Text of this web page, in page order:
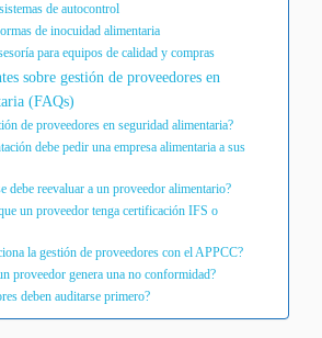
de autocontrol
de inocuidad alimentaria
para equipos de calidad y compras
sobre gestión de proveedores en
(FAQs)
de proveedores en seguridad alimentaria?
debe pedir una empresa alimentaria a sus
debe reevaluar a un proveedor alimentario?
un proveedor tenga certificación IFS o
la gestión de proveedores con el APPCC?
proveedor genera una no conformidad?
deben auditarse primero?